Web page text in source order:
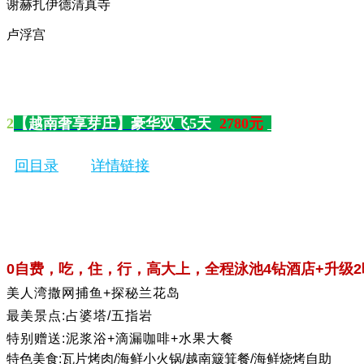
谢赫扎伊德清真寺
卢浮宫
2 【越南奢享芽庄】豪华双飞5天 2780元
回目录 详情链接
0自费，吃，住，行，高大上，全程泳池4钻酒店+升级
美人湾撒网捕鱼+探秘兰花岛
最美景点:占婆塔/五指岩
特别赠送:泥浆浴+滴漏咖啡+水果大餐
特色美食:瓦片烤肉/海鲜小火锅/越南簸箕餐/海鲜烧烤自助